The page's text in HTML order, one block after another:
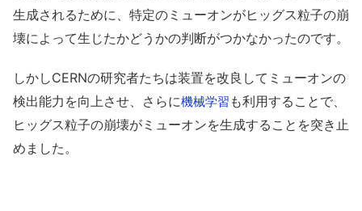
生成されるために、特定のミューオンがヒッグス粒子の崩
壊によって生じたかどうかの判断がつかなかったのです。
しかしCERNの研究者たちは装置を改良してミューオンの
検出能力を向上させ、さらに機械学習 も利用することで、
ヒッグス粒子の崩壊がミューオンを生成することを突き止
めました。